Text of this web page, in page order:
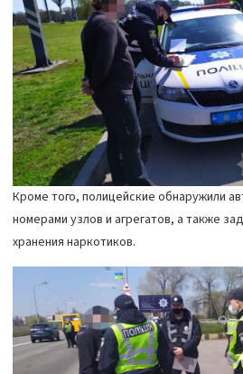
Кроме того, полицейские обнаружили
номерами узлов и агрегатов, а также
хранения наркотиков.